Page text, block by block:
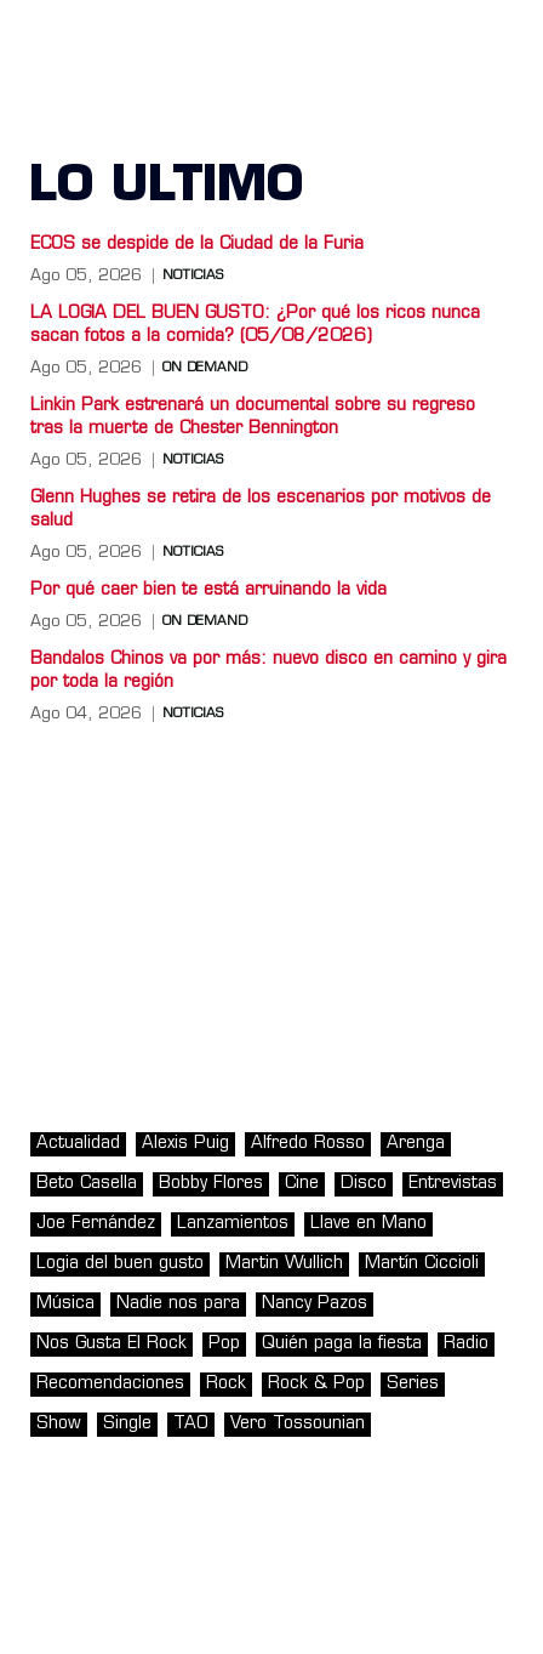
LO ULTIMO
ECOS se despide de la Ciudad de la Furia
Ago 05, 2026 NOTICIAS
LA LOGIA DEL BUEN GUSTO: ¿Por qué los ricos nunca
sacan fotos a la comida? (05/08/2026)
Ago 05, 2026 ON DEMAND
Linkin Park estrenará un documental sobre su regreso
tras la muerte de Chester Bennington
Ago 05, 2026 NOTICIAS
Glenn Hughes se retira de los escenarios por motivos de
salud
Ago 05, 2026 NOTICIAS
Por qué caer bien te está arruinando la vida
Ago 05, 2026 ON DEMAND
Bandalos Chinos va por más: nuevo disco en camino y gira
por toda la región
Ago 04, 2026 NOTICIAS
Actualidad Alexis Puig Alfredo Rosso Arenga
Beto Casella Bobby Flores Cine Disco Entrevistas
Joe Fernández Lanzamientos Llave en Mano
Logia del buen gusto Martin Wullich Martín Ciccioli
Música Nadie nos para Nancy Pazos
Nos Gusta El Rock Pop Quién paga la fiesta Radio
Recomendaciones Rock Rock & Pop Series
Show Single TAO Vero Tossounian